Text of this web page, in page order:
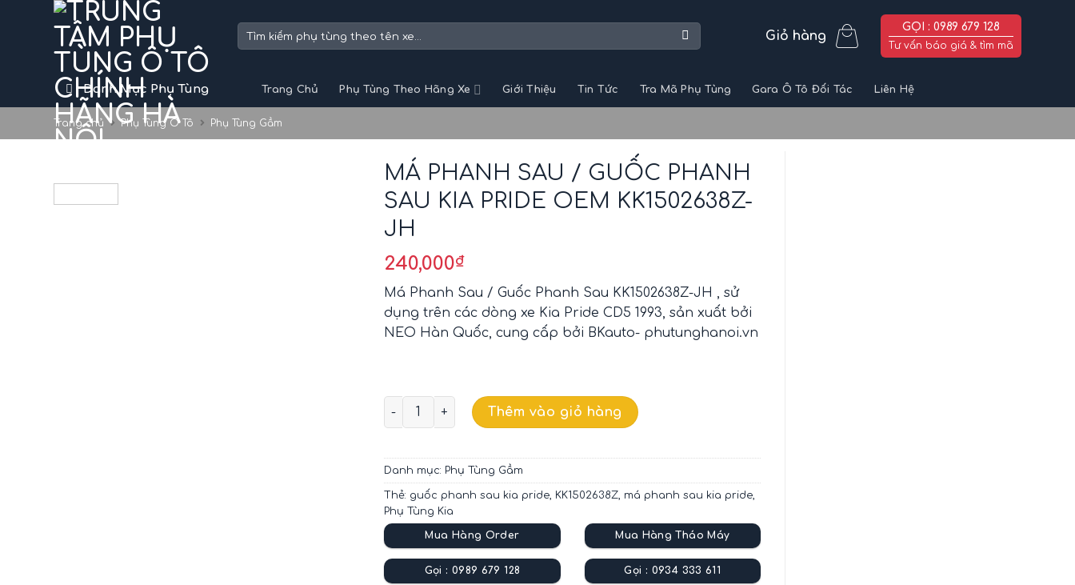
Tìm
Giỏ hàng
GỌI : 0989 679 128
Tư vấn báo giá & tìm mã
Danh Mục Phụ Tùng Trang Chủ Phụ Tùng Theo Hãng Xe Giới Thiệu Tin Tức Tra Mã Phụ Tùng Gara Ô Tô Đối Tác Liên Hệ
Trang chủ Phụ Tùng Ô Tô Phụ Tùng Gầm
MÁ PHANH SAU / GUỐC PHANH
SAU KIA PRIDE OEM KK1502638Z-
JH
240,000₫
Má Phanh Sau / Guốc Phanh Sau KK1502638Z-JH , sử
dụng trên các dòng xe Kia Pride CD5 1993, sản xuất bởi
NEO Hàn Quốc, cung cấp bởi BKauto- phutunghanoi.vn
MÁ PHANH SAU / GUỐC PHANH SAU KIA PRIDE OEM KK1502638Z-JH số lượng
Thêm vào giỏ hàng
Danh mục: Phụ Tùng Gầm
Thẻ: guốc phanh sau kia pride, KK1502638Z, má phanh sau kia pride,
Phụ Tùng Kia
Mua Hàng Order
Gọi : 0989 679 128
Mua Hàng Tháo Máy
Gọi : 0934 333 611